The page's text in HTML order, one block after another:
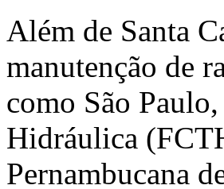
Além de Santa
manutenção de
como São
Hidráulica
Pernambucana